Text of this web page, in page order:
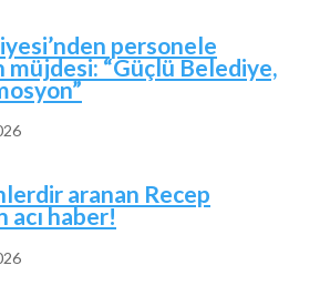
personele
müjdesi: “Güçlü Belediye,
aranan Recep
acı haber!